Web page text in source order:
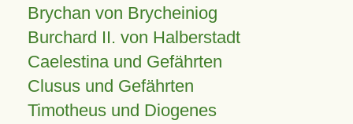
Brychan von Brycheiniog
Burchard II. von Halberstadt
Caelestina und Gefährten
Clusus und Gefährten
Timotheus und Diogenes